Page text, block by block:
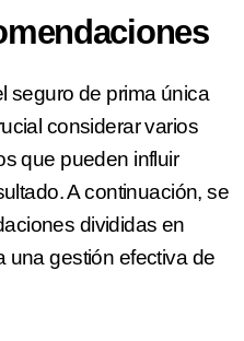
seguro de prima única
considerar varios
que pueden influir
A continuación, se
divididas en
una gestión efectiva de